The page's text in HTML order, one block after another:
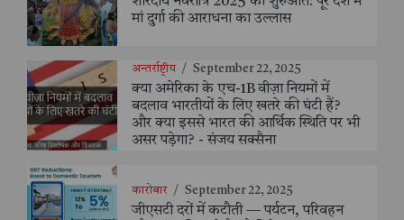
मां दुर्गा की आराधना का उल्लास
अन्तर्राष्ट्रीय / September 22, 2025
क्या अमेरिका के एच-1B वीज़ा नियमों में
बदलाव भारतीयों के लिए खतरे की घंटी हैं?
और क्या इससे भारत की आर्थिक स्थिति पर भी
असर पड़ेगा? - संजय सक्सैना
कारोबार / September 22, 2025
जीएसटी दरों में कटौती — पर्यटन, परिवहन